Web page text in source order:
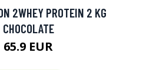
2WHEY PROTEIN 2 KG
CHOCOLATE
65.9 EUR